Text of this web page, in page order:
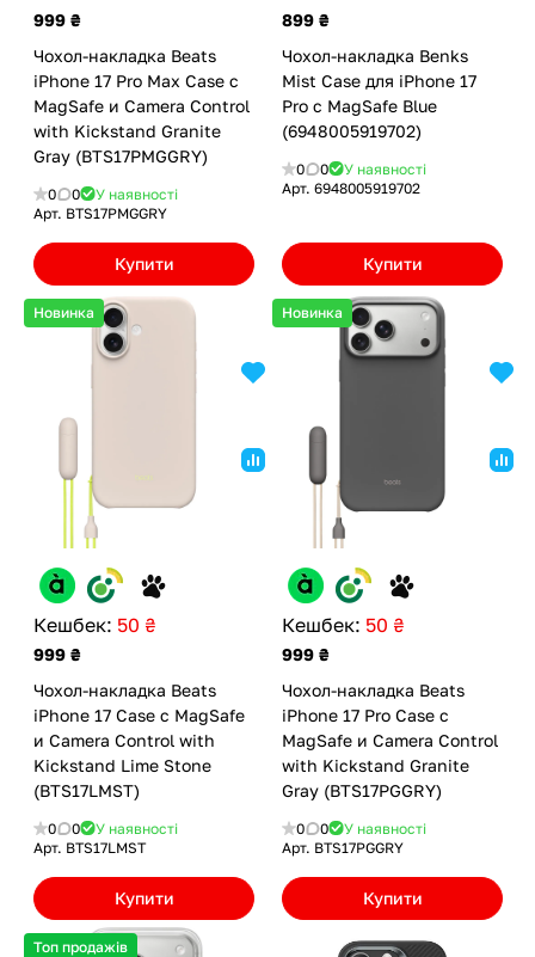
999 ₴
Чохол-накладка Beats
iPhone 17 Pro Max Case с
MagSafe и Camera Control
with Kickstand Granite
Gray (BTS17PMGGRY)
0 0
У наявності
Арт. BTS17PMGGRY
Купити
899 ₴
Чохол-накладка Benks
Mist Case для iPhone 17
Pro с MagSafe Blue
(6948005919702)
0 0
У наявності
Арт. 6948005919702
Купити
Новинка
Кешбек: 50 ₴
999 ₴
Чохол-накладка Beats
iPhone 17 Case с MagSafe
и Camera Control with
Kickstand Lime Stone
(BTS17LMST)
0 0
У наявності
Арт. BTS17LMST
Купити
Новинка
Кешбек: 50 ₴
999 ₴
Чохол-накладка Beats
iPhone 17 Pro Case с
MagSafe и Camera Control
with Kickstand Granite
Gray (BTS17PGGRY)
0 0
У наявності
Арт. BTS17PGGRY
Купити
Топ продажів